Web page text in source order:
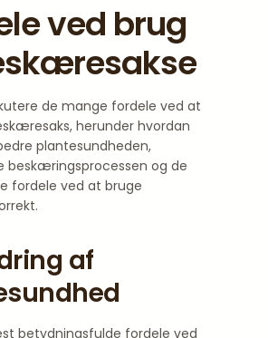
ved brug
de mange fordele ved at
herunder hvordan
plantesundheden,
beskæringsprocessen og de
fordele ved at bruge
af
betydningsfulde fordele ved